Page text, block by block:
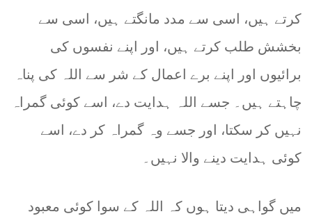
کرتے ہیں، اسی سے مدد مانگتے ہیں، اسی سے
بخشش طلب کرتے ہیں، اور اپنے نفسوں کی
برائیوں اور اپنے برے اعمال کے شر سے اللہ کی پناہ
چاہتے ہیں۔ جسے اللہ ہدایت دے، اسے کوئی گمراہ
نہیں کر سکتا، اور جسے وہ گمراہ کر دے، اسے
کوئی ہدایت دینے والا نہیں۔
میں گواہی دیتا ہوں کہ اللہ کے سوا کوئی معبود